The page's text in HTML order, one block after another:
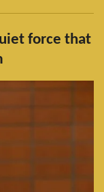
force that